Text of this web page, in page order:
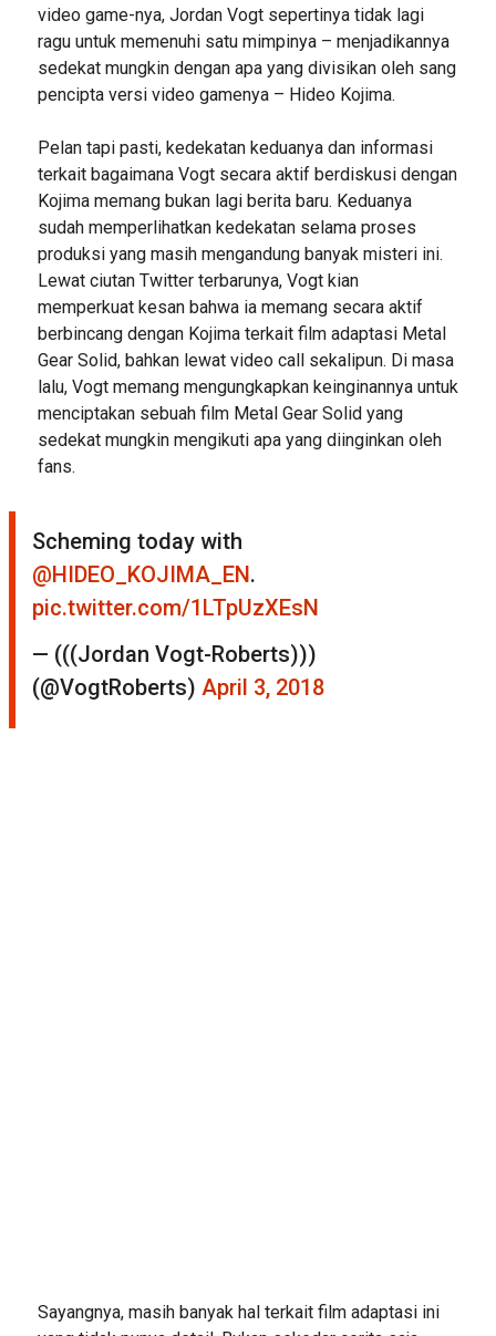
video game-nya, Jordan Vogt sepertinya tidak lagi
ragu untuk memenuhi satu mimpinya – menjadikannya
sedekat mungkin dengan apa yang divisikan oleh sang
pencipta versi video gamenya – Hideo Kojima.
Pelan tapi pasti, kedekatan keduanya dan informasi
terkait bagaimana Vogt secara aktif berdiskusi dengan
Kojima memang bukan lagi berita baru. Keduanya
sudah memperlihatkan kedekatan selama proses
produksi yang masih mengandung banyak misteri ini.
Lewat ciutan Twitter terbarunya, Vogt kian
memperkuat kesan bahwa ia memang secara aktif
berbincang dengan Kojima terkait film adaptasi Metal
Gear Solid, bahkan lewat video call sekalipun. Di masa
lalu, Vogt memang mengungkapkan keinginannya untuk
menciptakan sebuah film Metal Gear Solid yang
sedekat mungkin mengikuti apa yang diinginkan oleh
fans.
Scheming today with
@HIDEO_KOJIMA_EN.
pic.twitter.com/1LTpUzXEsN
— (((Jordan Vogt-Roberts)))
(@VogtRoberts) April 3, 2018
Sayangnya, masih banyak hal terkait film adaptasi ini